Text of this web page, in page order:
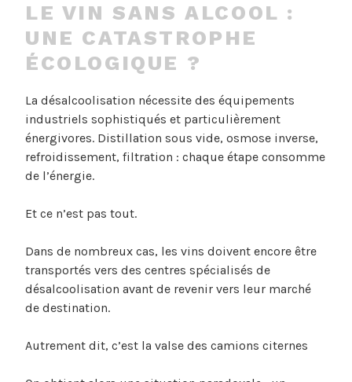
LE VIN SANS ALCOOL :
UNE CATASTROPHE
ÉCOLOGIQUE ?
La désalcoolisation nécessite des équipements
industriels sophistiqués et particulièrement
énergivores. Distillation sous vide, osmose inverse,
refroidissement, filtration : chaque étape consomme
de l’énergie.
Et ce n’est pas tout.
Dans de nombreux cas, les vins doivent encore être
transportés vers des centres spécialisés de
désalcoolisation avant de revenir vers leur marché
de destination.
Autrement dit, c’est la valse des camions citernes